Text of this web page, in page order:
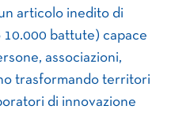
articolo inedito di
10.000 battute) capace
associazioni,
trasformando territori
di innovazione